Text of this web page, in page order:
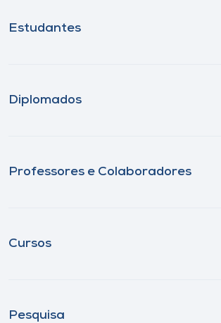
Estudantes
Diplomados
Professores e Colaboradores
Cursos
Pesquisa